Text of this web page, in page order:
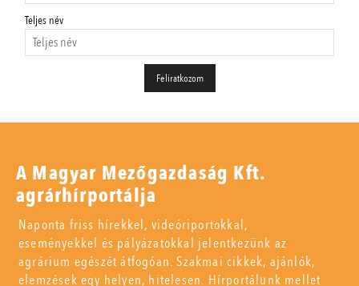
Teljes név
A Magyar Mezőgazdaság Kft.
agrárhírportálja
Naponta friss hírekkel, videóriportokkal,
eseményekkel és pályázatokkal jelentkezünk az
agrárium egészét átfogóan. Szakmai cikkek, ajánlók,
elemzések egy helyen, hitelesen. Hírportálunk mellet